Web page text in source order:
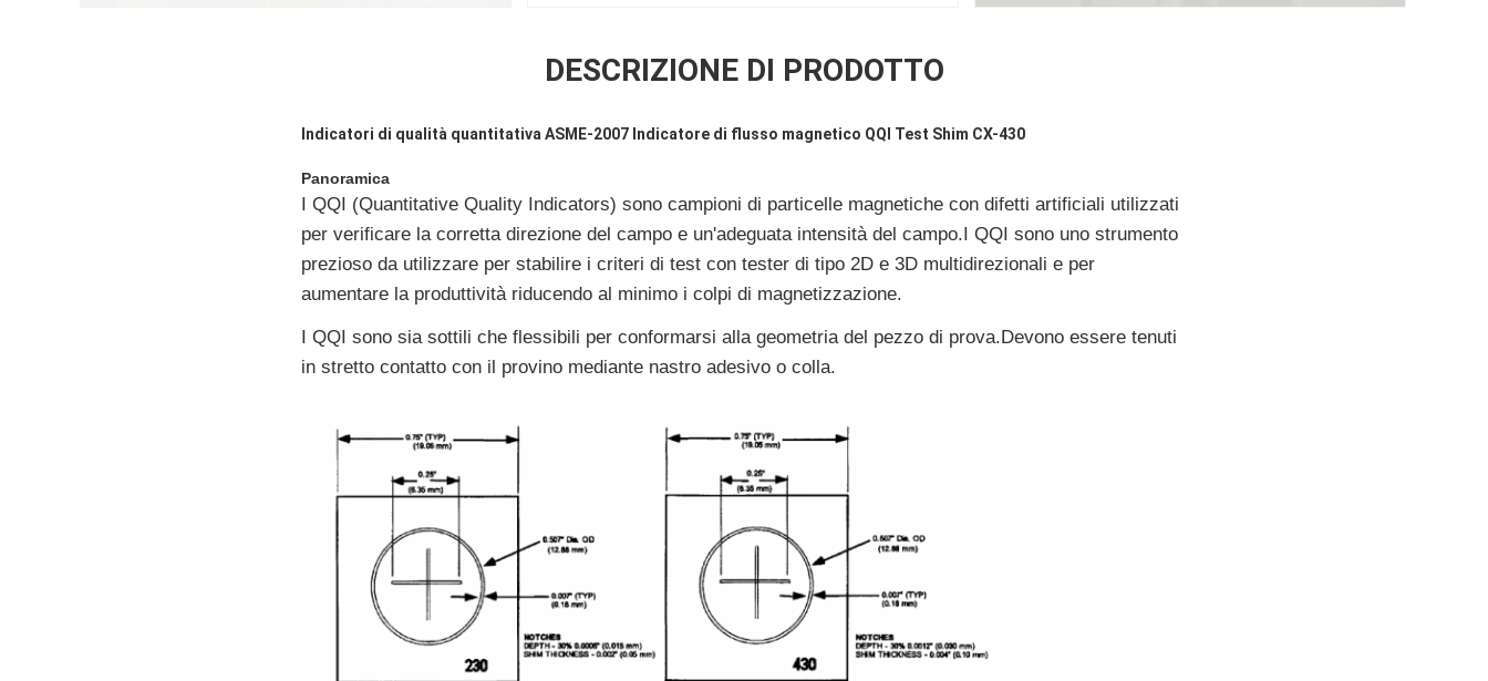
DESCRIZIONE DI PRODOTTO
Indicatori di qualità quantitativa ASME-2007 Indicatore di flusso magnetico QQI Test Shim CX-430
Panoramica
I QQI (Quantitative Quality Indicators) sono campioni di particelle magnetiche con difetti artificiali utilizzati
per verificare la corretta direzione del campo e un'adeguata intensità del campo.I QQI sono uno strumento
prezioso da utilizzare per stabilire i criteri di test con tester di tipo 2D e 3D multidirezionali e per
aumentare la produttività riducendo al minimo i colpi di magnetizzazione.
I QQI sono sia sottili che flessibili per conformarsi alla geometria del pezzo di prova.Devono essere tenuti
in stretto contatto con il provino mediante nastro adesivo o colla.